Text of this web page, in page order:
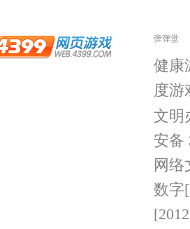
弹弹堂
健康
度游
文明
安备
网络
数字